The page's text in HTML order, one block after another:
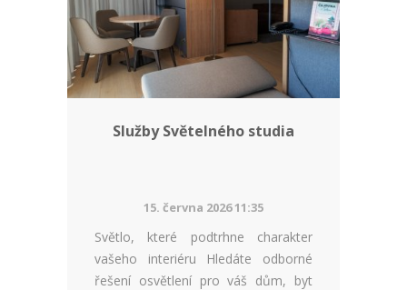
Služby Světelného studia
15. června 2026 11:35
Světlo, které podtrhne charakter
vašeho interiéru Hledáte odborné
řešení osvětlení pro váš dům, byt